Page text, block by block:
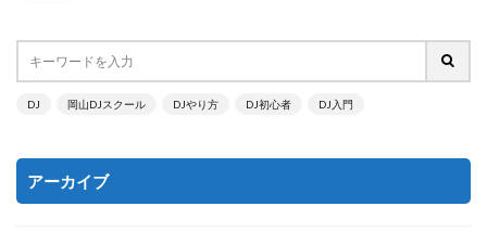
DJ 岡山DJスクール DJやり方 DJ初心者 DJ入門
アーカイブ